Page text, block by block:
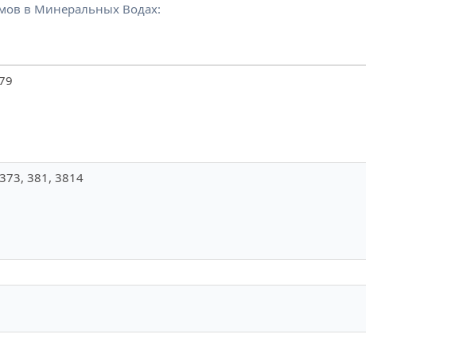
в Минеральных Водах:
381, 3814